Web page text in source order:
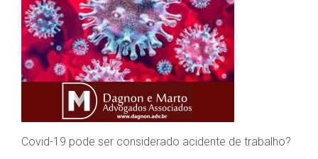
Covid-19 pode ser considerado acidente de trabalho?